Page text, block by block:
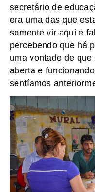
secretário de
era uma das que
somente vir aqui e
percebendo que há
uma vontade de
aberta e
sentíamos